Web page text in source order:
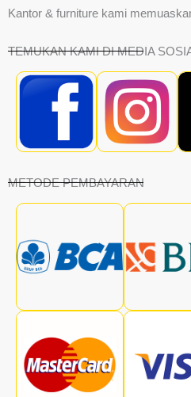
Kantor & furniture kami
TEMUKAN KAMI DI MEDIA
METODE PEMBAYARAN